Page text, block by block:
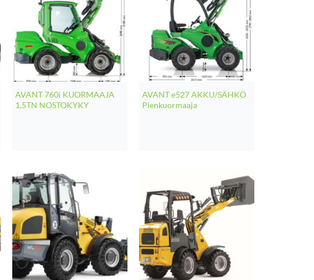
AVANT 760i KUORMAAJA
1,5TN NOSTOKYKY
AVANT e527 AKKU/SÄHKÖ
Pienkuormaaja